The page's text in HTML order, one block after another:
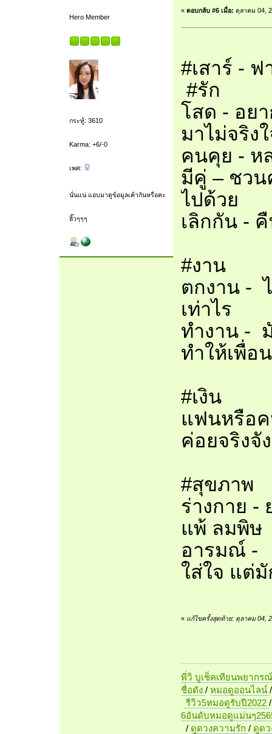
Hero Member
กระทู้: 3610
Karma: +6/-0
เพศ:
นั่นแน่ แอบมาดูข้อมูลเค้ากันหรือคะ
ฮิ๊วๆๆๆ
« ตอบกลับ #6 เมื่อ: ตุลาคม 04,
#เสาร์ -
#รัก
โสด - อย
มาไม่จริง
คนคุย - ห
มีคู่ – ชว
ไปด้วย
เลิกกัน -
#งาน
ตกงาน -
เท่าไร
ทำงาน -
ทำให้เพื่อ
#เงิน
แฟนหรือค
ค่อยจริงจั
#สุขภาพ
ร่างกาย -
แพ้ ลมพิษ
อารมณ์ -
ใส่ใจ แต่
« แก้ไขครั้งสุดท้าย: ตุลาคม 04,
พี่วิ บูเช็คเทียนพยากร
ชื่อดัง / หมอดูออนไลน์
รีวิว5หมอดูรับปี2022
6อันดับหมอดูแม่นๆ
/ ดูดวงความรัก / ดูด